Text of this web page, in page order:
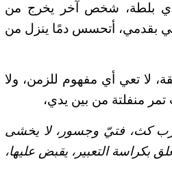
بلطة، شخص آخر يخرج من
بقدمي، أتحسس دمًا ينزل من
لا تعي أي مفهوم للزمن، ولا
منفلتة من بين يدي،
كث، فتيّ وجسور، لا يخشى
بكراسة التعبير، يقبض عليها،